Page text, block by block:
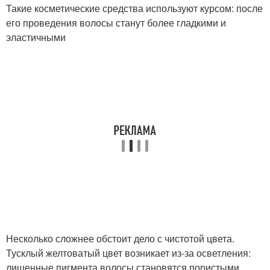
Такие косметические средства используют курсом: после
его проведения волосы станут более гладкими и
эластичными
Несколько сложнее обстоит дело с чистотой цвета.
Тусклый желтоватый цвет возникает из-за осветления:
лишенные пигмента волосы становятся пористыми,